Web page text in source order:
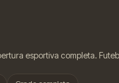
esportiva completa.